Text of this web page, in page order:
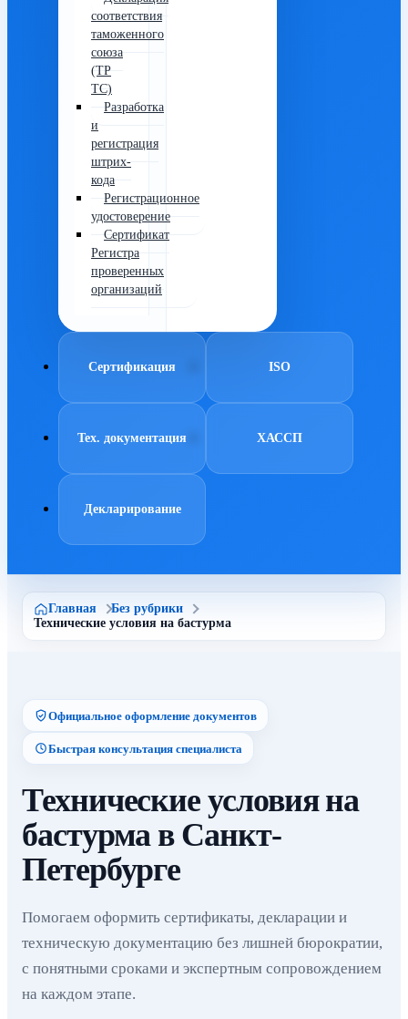
соответствия
таможенного
союза
(ТР
ТС)
Разработка
и
регистрация
штрих-
кода
Регистрационное
удостоверение
Сертификат
Регистра
проверенных
организаций
Сертификация ISO
Тех. документация ХАССП
Декларирование
Главная
Без рубрики
Технические условия на бастурма
Официальное оформление документов
Быстрая консультация специалиста
Технические условия на
бастурма в Санкт-
Петербурге
Помогаем оформить сертификаты, декларации и
техническую документацию без лишней бюрократии,
с понятными сроками и экспертным сопровождением
на каждом этапе.